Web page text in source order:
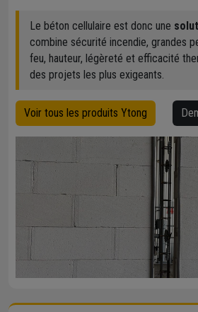
Le béton cellulaire est donc une
combine sécurité incendie, grandes
feu, hauteur, légèreté et efficacité
des projets les plus exigeants.
Voir tous les produits Ytong